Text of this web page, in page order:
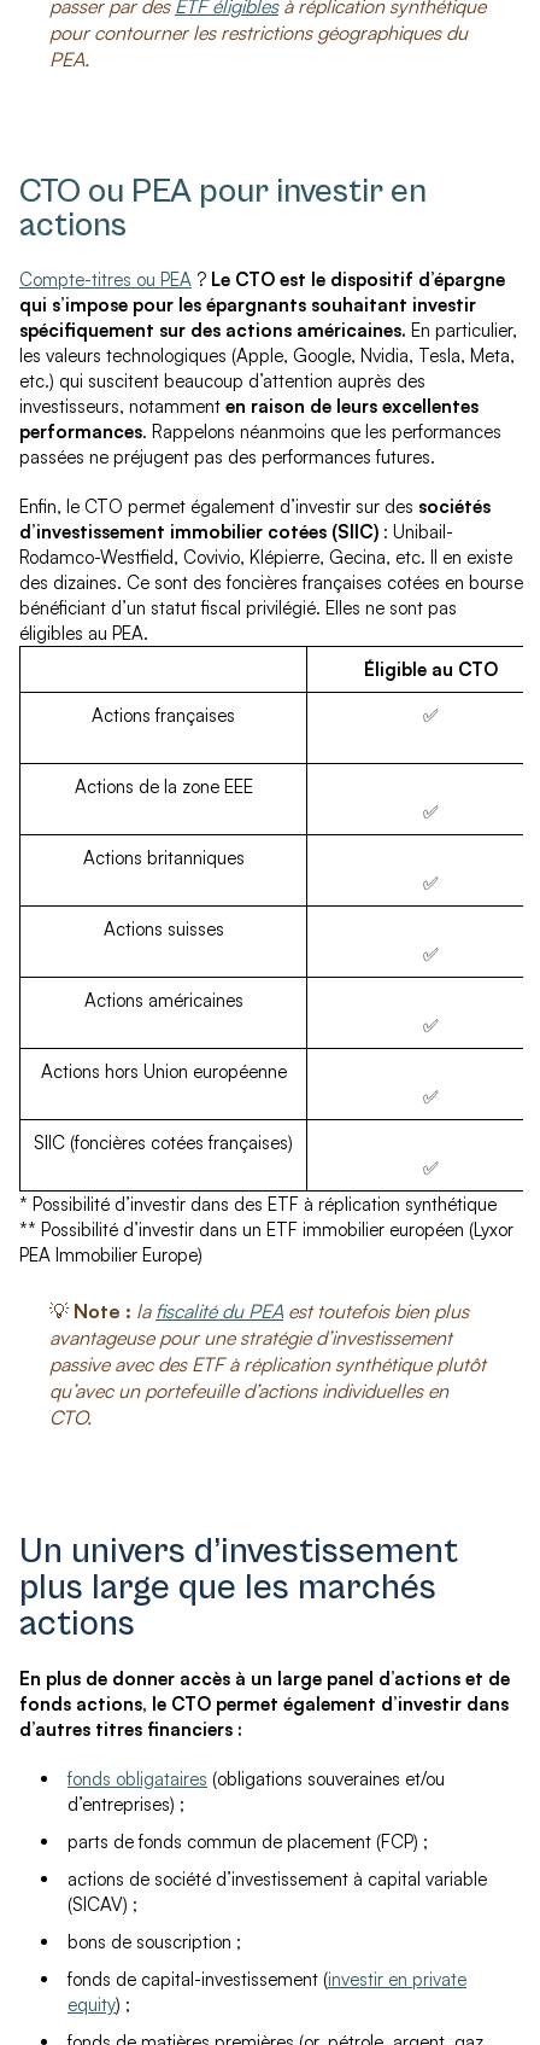
passer par des ETF éligiblesà réplication synthétique
pour contourner les restrictions géographiques du
PEA.
CTO ou PEA pour investir en
actions
Compte-titres ou PEA ? Le CTO est le dispositif d’épargne
qui s’impose pour les épargnants souhaitant investir
spécifiquement sur des actions américaines. En particulier,
les valeurs technologiques (Apple, Google, Nvidia, Tesla, Meta,
etc.) qui suscitent beaucoup d’attention auprès des
investisseurs, notamment en raison de leurs excellentes
performances. Rappelons néanmoins que les performances
passées ne préjugent pas des performances futures.
Enfin, le CTO permet également d’investir sur des sociétés
d’investissement immobilier cotées (SIIC) : Unibail-
Rodamco-Westfield, Covivio, Klépierre, Gecina, etc. Il en existe
des dizaines. Ce sont des foncières françaises cotées en bourse
bénéficiant d’un statut fiscal privilégié. Elles ne sont pas
éligibles au PEA.
Éligible au CTO
Actions françaises
✅
Actions de la zone EEE
✅
Actions britanniques
✅
Actions suisses
✅
Actions américaines
✅
Actions hors Union européenne
✅
SIIC (foncières cotées françaises)
✅
* Possibilité d’investir dans des ETF à réplication synthétique
** Possibilité d’investir dans un ETF immobilier européen (Lyxor
PEA Immobilier Europe)
💡 Note : la fiscalité du PEA est toutefois bien plus
avantageuse pour une stratégie d’investissement
passive avec des ETF à réplication synthétique plutôt
qu’avec un portefeuille d’actions individuelles en
CTO.
Un univers d’investissement
plus large que les marchés
actions
En plus de donner accès à un large panel d’actions et de
fonds actions, le CTO permet également d’investir dans
d’autres titres financiers :
fonds obligataires (obligations souveraines et/ou
d’entreprises) ;
parts de fonds commun de placement (FCP) ;
actions de société d’investissement à capital variable
(SICAV) ;
bons de souscription ;
fonds de capital-investissement (investir en private
equity) ;